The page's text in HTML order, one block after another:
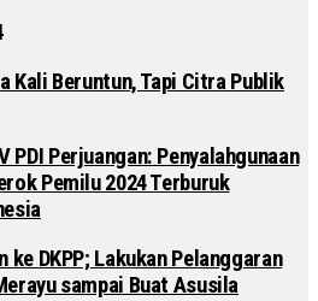
Kali Beruntun, Tapi Citra Publik
PDI Perjuangan: Penyalahgunaan
Pemilu 2024 Terburuk
ke DKPP; Lakukan Pelanggaran
sampai Buat Asusila